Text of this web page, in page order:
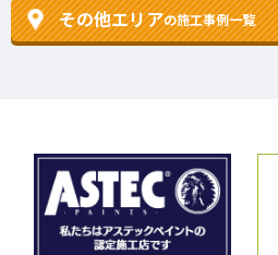
その他エリアの施工事例一覧